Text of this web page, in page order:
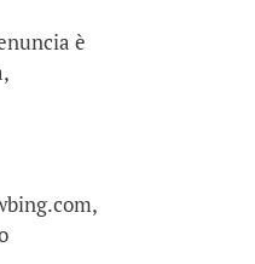
è